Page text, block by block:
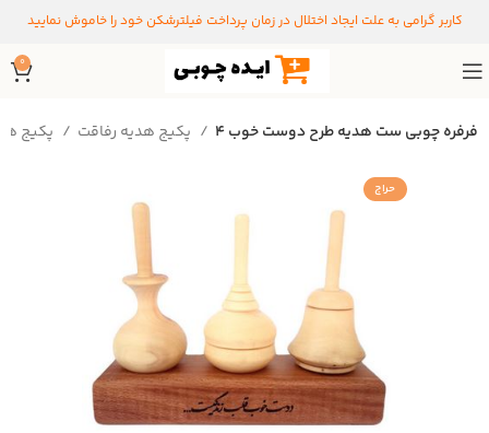
کاربر گرامی به علت ایجاد اختلال در زمان پرداخت فیلترشکن خود را خاموش نمایید
0
فرفره چوبی ست هدیه طرح دوست خوب ۴
حراج